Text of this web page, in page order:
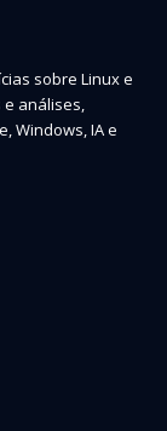
sobre Linux e
e análises,
Windows, IA e